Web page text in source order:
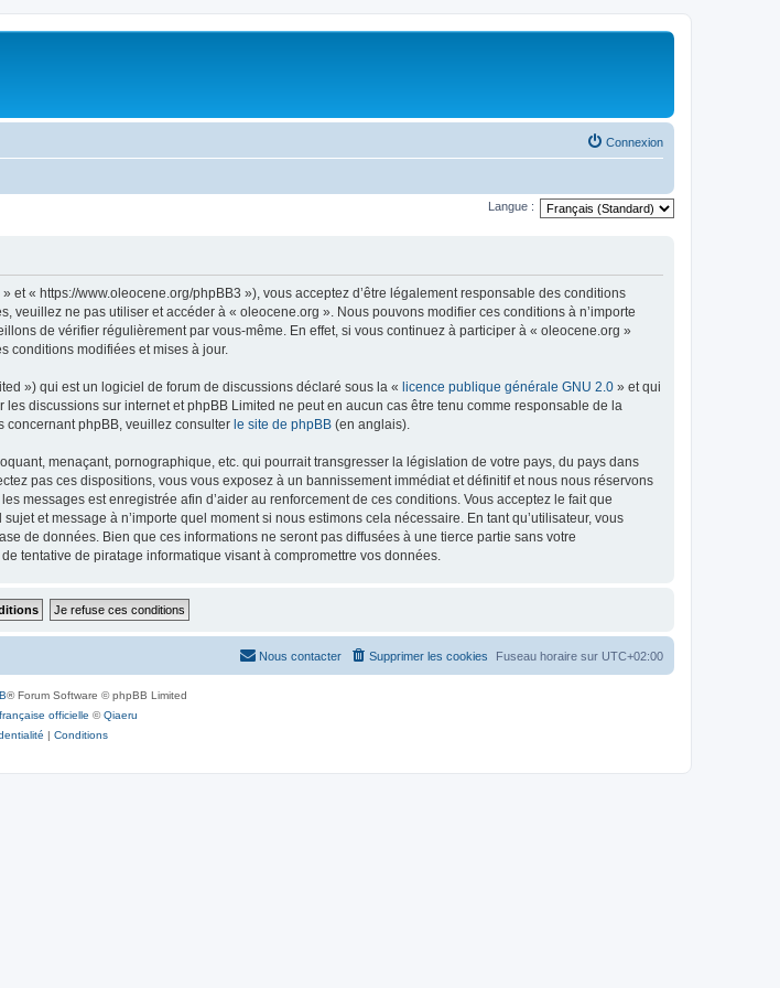
Connexion
Langue :
« https://www.oleocene.org/phpBB3 »), vous acceptez d’être légalement responsable des conditions
veuillez ne pas utiliser et accéder à « oleocene.org ». Nous pouvons modifier ces conditions à n’importe
de vérifier régulièrement par vous-même. En effet, si vous continuez à participer à « oleocene.org »
conditions modifiées et mises à jour.
») qui est un logiciel de forum de discussions déclaré sous la « licence publique générale GNU 2.0 » et qui
discussions sur internet et phpBB Limited ne peut en aucun cas être tenu comme responsable de la
concernant phpBB, veuillez consulter le site de phpBB (en anglais).
menaçant, pornographique, etc. qui pourrait transgresser la législation de votre pays, du pays dans
pas ces dispositions, vous vous exposez à un bannissement immédiat et définitif et nous nous réservons
messages est enregistrée afin d’aider au renforcement de ces conditions. Vous acceptez le fait que
et message à n’importe quel moment si nous estimons cela nécessaire. En tant qu’utilisateur, vous
de données. Bien que ces informations ne seront pas diffusées à une tierce partie sans votre
tentative de piratage informatique visant à compromettre vos données.
Fuseau horaire sur UTC+02:00
Supprimer les cookies
Nous contacter
® Forum Software © phpBB Limited
officielle ©Qiaeru
| Conditions